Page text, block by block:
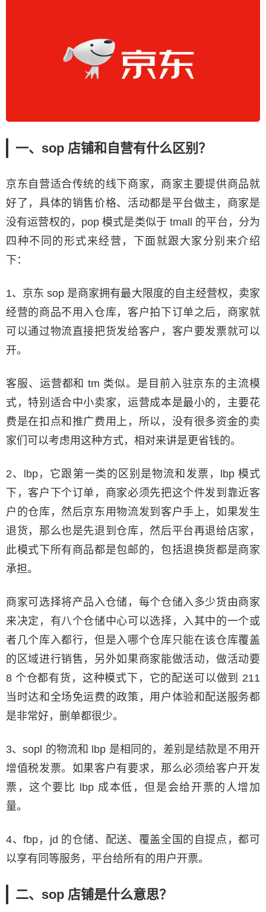
一、sop 店铺和自营有什么区别？
京东自营适合传统的线下商家，商家主要提供商品就
好了，具体的销售价格、活动都是平台做主，商家是
没有运营权的，pop 模式是类似于 tmall 的平台，分为
四种不同的形式来经营，下面就跟大家分别来介绍
下：
1、京东 sop 是商家拥有最大限度的自主经营权，卖家
经营的商品不用入仓库，客户拍下订单之后，商家就
可以通过物流直接把货发给客户，客户要发票就可以
开。
客服、运营都和 tm 类似。是目前入驻京东的主流模
式，特别适合中小卖家，运营成本是最小的，主要花
费是在扣点和推广费用上，所以，没有很多资金的卖
家们可以考虑用这种方式，相对来讲是更省钱的。
2、lbp，它跟第一类的区别是物流和发票，lbp 模式
下，客户下个订单，商家必须先把这个件发到靠近客
户的仓库，然后京东用物流发到客户手上，如果发生
退货，那么也是先退到仓库，然后平台再退给店家，
此模式下所有商品都是包邮的，包括退换货都是商家
承担。
商家可选择将产品入仓储，每个仓储入多少货由商家
来决定，有八个仓储中心可以选择，入其中的一个或
者几个库入都行，但是入哪个仓库只能在该仓库覆盖
的区域进行销售，另外如果商家能做活动，做活动要
8 个仓都有货，这种模式下，它的配送可以做到 211
当时达和全场免运费的政策，用户体验和配送服务都
是非常好，删单都很少。
3、sopl 的物流和 lbp 是相同的，差别是结款是不用开
增值税发票。如果客户有要求，那么必须给客户开发
票，这个要比 lbp 成本低，但是会给开票的人增加
量。
4、fbp，jd 的仓储、配送、覆盖全国的自提点，都可
以享有同等服务，平台给所有的用户开票。
二、sop 店铺是什么意思？